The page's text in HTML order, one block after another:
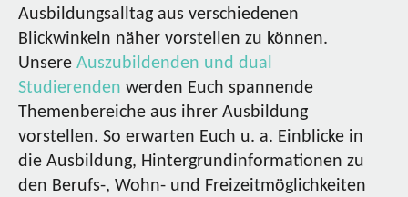
Ausbildungsalltag aus verschiedenen
Blickwinkeln näher vorstellen zu können.
Unsere Auszubildenden und dual
Studierenden werden Euch spannende
Themenbereiche aus ihrer Ausbildung
vorstellen. So erwarten Euch u. a. Einblicke in
die Ausbildung, Hintergrundinformationen zu
den Berufs-, Wohn- und Freizeitmöglichkeiten